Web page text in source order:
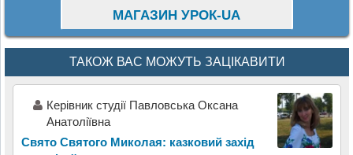
МАГАЗИН УРОК-UA
ТАКОЖ ВАС МОЖУТЬ ЗАЦІКАВИТИ
Керівник студії Павловська Оксана
Анатоліївна
Свято Святого Миколая: казковий захід